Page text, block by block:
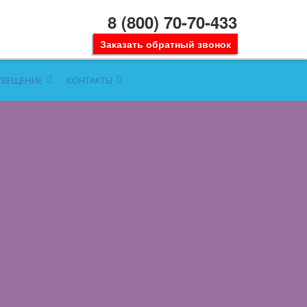
8 (800) 70-70-433
Заказать обратный звонок
КОНТАКТЫ